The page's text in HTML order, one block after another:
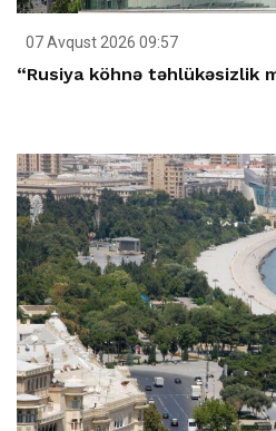
07 Avqust 2026 09:57
“Rusiya köhnə təhlükəsizlik